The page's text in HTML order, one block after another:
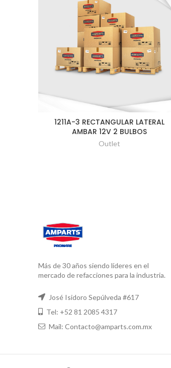
1211A-3 RECTANGULAR LATERAL
AMBAR 12V 2 BULBOS
Outlet
Más de 30 años siendo líderes en el
mercado de refacciones para la industria.
José Isidoro Sepúlveda #617
Tel: +52 81 2085 4317
Mail: Contacto@amparts.com.mx